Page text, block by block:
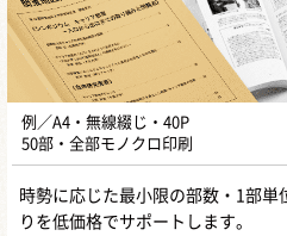
例／A4・無線綴じ・40P
50部・全部モノクロ印刷
時勢に応じた最小限の部数・1部
りを低価格でサポートします。